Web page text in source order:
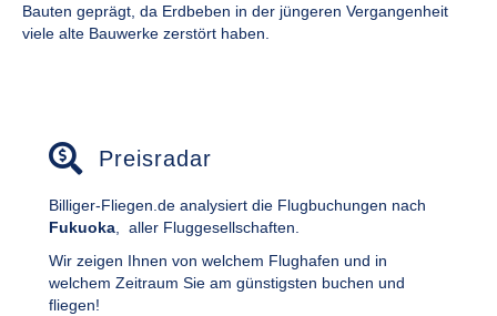
Bauten geprägt, da Erdbeben in der jüngeren Vergangenheit
viele alte Bauwerke zerstört haben.
Preisradar
Billiger-Fliegen.de analysiert die Flugbuchungen nach
Fukuoka
aller Fluggesellschaften.
Wir zeigen Ihnen von welchem Flughafen und in
welchem Zeitraum Sie am günstigsten buchen und
fliegen!